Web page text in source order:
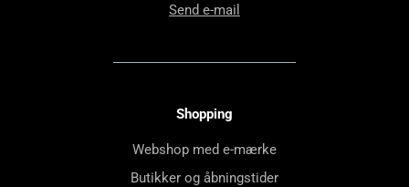
Send e-mail
Shopping
Webshop med e-mærke
Butikker og åbningstider